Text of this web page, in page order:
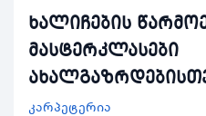
ხალიჩების
მასტერკლასები
კარპეტერია